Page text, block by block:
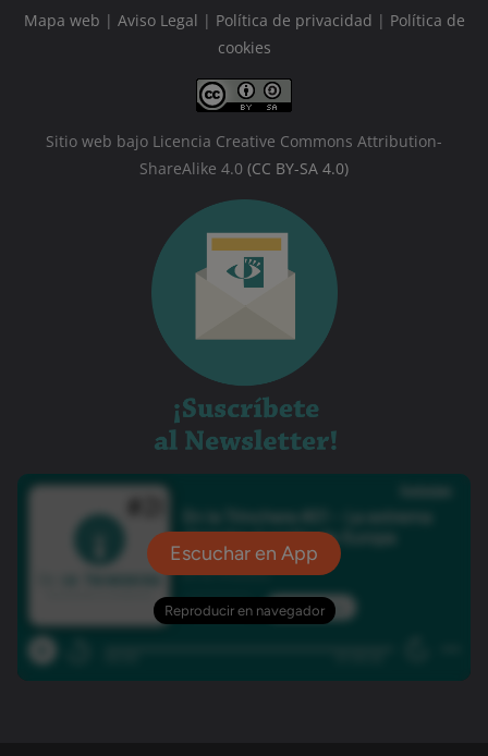
Mapa web | Aviso Legal | Política de privacidad | Política de
cookies
Sitio web bajo Licencia Creative Commons Attribution-
ShareAlike 4.0 (CC BY-SA 4.0)